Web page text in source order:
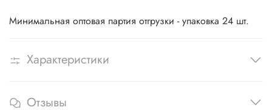
Минимальная оптовая партия отгрузки - упаковка 24 шт.
Характеристики
Отзывы